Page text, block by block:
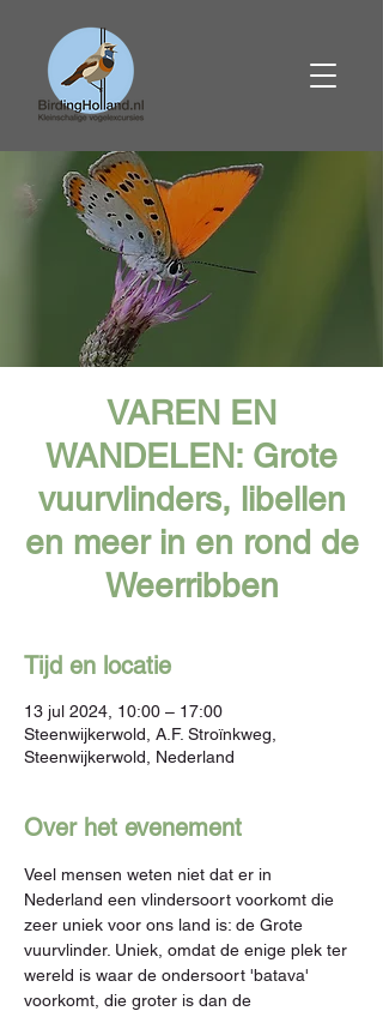
VAREN EN
WANDELEN: Grote
vuurvlinders, libellen
en meer in en rond de
Weerribben
Tijd en locatie
13 jul 2024, 10:00 – 17:00
Steenwijkerwold, A.F. Stroïnkweg,
Steenwijkerwold, Nederland
Over het evenement
Veel mensen weten niet dat er in
Nederland een vlindersoort voorkomt die
zeer uniek voor ons land is: de Grote
vuurvlinder. Uniek, omdat de enige plek ter
wereld is waar de ondersoort 'batava'
voorkomt, die groter is dan de